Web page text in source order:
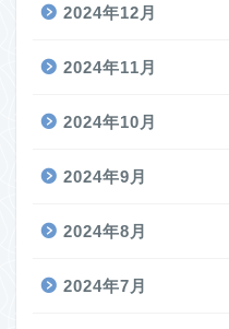
2024年12月
2024年11月
2024年10月
2024年9月
2024年8月
2024年7月